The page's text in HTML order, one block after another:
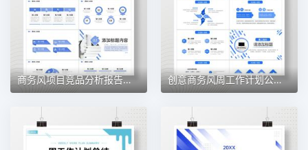
商务风项目竞品分析报告企业战略整合PPT模板 创意商务风周工作计划公司员工述职报告PPT模板